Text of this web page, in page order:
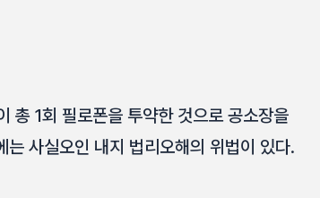
총 1회 필로폰을 투약한 것으로 공소장을
사실오인 내지 법리오해의 위법이 있다.